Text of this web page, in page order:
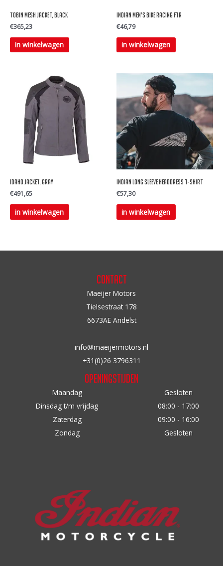
Tobin Mesh Jacket, Black
€365,23
in winkelwagen
Dit
product
meerdere
variaties.
Deze
optie
kan
gekozen
worden
Indian Men’s Bike Racing FTR
€46,79
in winkelwagen
Dit
product
meerdere
variaties.
Deze
optie
kan
gekozen
worden
IDAHO JACKET, GRAY
€491,65
in winkelwagen
Dit
product
Indian long Sleeve Headdress T-Shirt
€57,30
in winkelwagen
Dit
product
Contact
Maeijer Motors
Tielsestraat 178
6673AE Andelst
info@maeijermotors.nl
+31(0)26 3796311
Openingstijden
Maandag
Gesloten
Dinsdag t/m vrijdag
08:00 - 17:00
Zaterdag
09:00 - 16:00
Zondag
Gesloten